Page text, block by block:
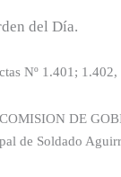
del Día.
Nº 1.401;
DE
de Soldado